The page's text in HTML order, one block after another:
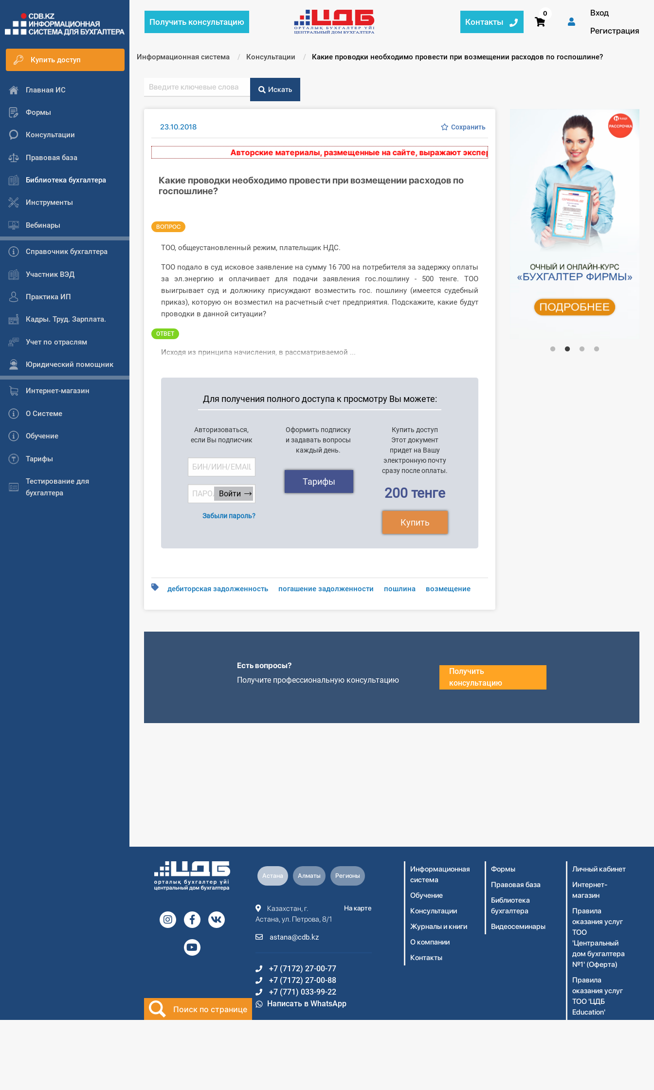
Купить доступ
Главная ИС
Формы
Консультации
Правовая база
Библиотека бухгалтера
Инструменты
Вебинары
Справочник бухгалтера
Участник ВЭД
Практика ИП
Кадры. Труд. Зарплата.
Учет по отраслям
Юридический помощник
Интернет-магазин
О Системе
Обучение
Тарифы
Тестирование для
бухгалтера
Получить консультацию Контакты
0
Вход
Регистрация
Информационная система Консультации Текущий:
Какие проводки необходимо провести при возмещении расходов по госпошлине?
Искать
23.10.2018 Сохранить
Авторские материалы, размещенные на сайте, выражают экспертное мнение и носят рекомендательный
Какие проводки необходимо провести при возмещении расходов по
госпошлине?
ВОПРОС
ТОО, общеустановленный режим, плательщик НДС.
ТОО подало в суд исковое заявление на сумму 16 700 на потребителя за задержку оплаты
за эл.энергию и оплачивает для подачи заявления гос.пошлину - 500 тенге. ТОО
выигрывает суд и должнику присуждают возместить гос. пошлину (имеется судебный
приказ), которую он возместил на расчетный счет предприятия. Подскажите, какие будут
проводки в данной ситуации?
ОТВЕТ
Исходя из принципа начисления, в рассматриваемой ...
Для получения полного доступа к просмотру Вы можете:
Авторизоваться,
если Вы подписчик
Забыли пароль?
Оформить подписку
и задавать вопросы
каждый день.
Тарифы
Купить доступ
Этот документ
придет на Вашу
электронную почту
сразу после оплаты.
200 тенге
Купить
дебиторская задолженность погашение задолженности пошлина возмещение
Поиск по странице
Есть вопросы?
Получите профессиональную консультацию
Получить
консультацию
Астана Алматы Регионы
Казахстан, г.
Астана, ул. Петрова, 8/1
astana@cdb.kz
На карте
+7 (7172) 27-00-77
+7 (7172) 27-00-88
+7 (771) 033-99-22
Написать в WhatsApp
Информационная
система
Обучение
Консультации
Журналы и книги
О компании
Контакты
Формы
Правовая база
Библиотека
бухгалтера
Видеосеминары
Личный кабинет
Интернет-
магазин
Правила
оказания услуг
ТОО
'Центральный
дом бухгалтера
№1' (Оферта)
Правила
оказания услуг
ТОО 'ЦДБ
Education'
(Оферта)